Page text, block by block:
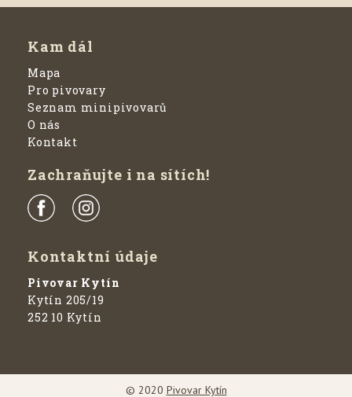
Kam dál
Mapa
Pro pivovary
Seznam minipivovarů
O nás
Kontakt
Zachraňujte i na sítích!
Kontaktní údaje
Pivovar Kytín
Kytín 205/19
252 10 Kytín
© 2020 Pivovar Kytín